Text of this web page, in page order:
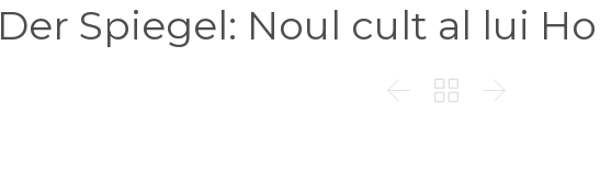
Der Spiegel: Noul cult al lui
  